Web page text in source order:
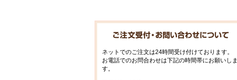
ネットでのご注文は24時間受け付けております。
お電話でのお問合わせは下記の時間帯にお願いしま
す。